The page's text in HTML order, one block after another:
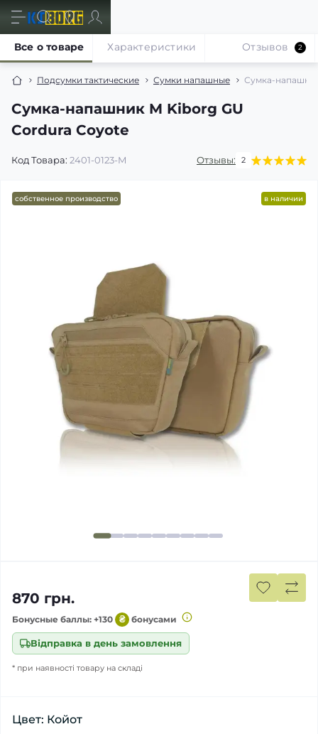
Подсумки тактические Сумки напашные Сумка-
Сумка-напашник M Kiborg GU
Cordura Coyote
Код Товара: 2401-0123-M Отзывы: 2
Все о товаре Характеристики Отзывов 2
собственное производство в наличии
Відправка в день замовлення
* при наявності товару на складі
870 грн.
Бонусные баллы: +130 ₴ бонусами
Цвет: Койот